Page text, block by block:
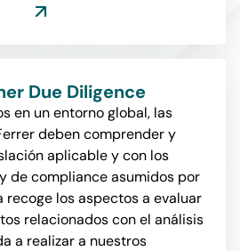
Due Diligence
en un entorno global, las
deben comprender y
aplicable y con los
de compliance asumidos por
recoge los aspectos a evaluar
relacionados con el análisis
a realizar a nuestros